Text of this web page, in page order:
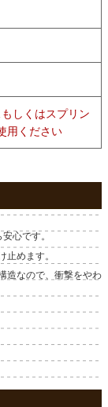
しくはスプリン
用ください
心です。
めます。
造なので、衝撃をやわ